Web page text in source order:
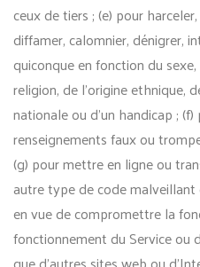
ceux de tiers ; (e) pour
diffamer, calomnier, dénigrer,
quiconque en fonction du
religion, de l’origine ethnique,
nationale ou d’un handicap ;
renseignements faux ou
(g) pour mettre en ligne ou
autre type de code
en vue de compromettre la
fonctionnement du Service ou